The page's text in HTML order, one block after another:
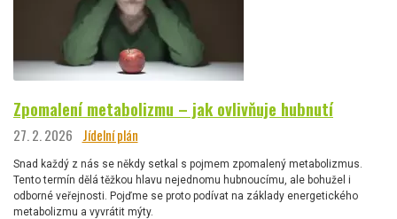
Zpomalení metabolizmu – jak ovlivňuje hubnutí
27. 2. 2026 Jídelní plán
Snad každý z nás se někdy setkal s pojmem zpomalený metabolizmus.
Tento termín dělá těžkou hlavu nejednomu hubnoucímu, ale bohužel i
odborné veřejnosti. Pojďme se proto podívat na základy energetického
metabolizmu a vyvrátit mýty.